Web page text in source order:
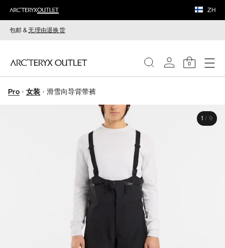
ZH
包邮 &无理由退换货
0
女装
Pro 女装 滑雪向导背带裤
1 / 9